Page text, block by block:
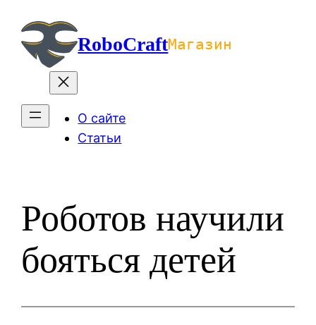
содержимомуRoboCraftМагазин
О сайте
Статьи
Роботов научили
бояться детей